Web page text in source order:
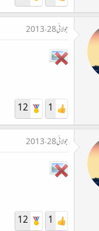
جولائی 28، 2013
1
12
جولائی 28، 2013
1
12